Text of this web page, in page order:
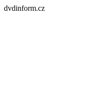
dvdinform.cz